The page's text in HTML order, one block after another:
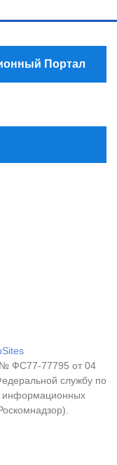
Портал
№ ФС77-77795 от 04
службу по
информационных